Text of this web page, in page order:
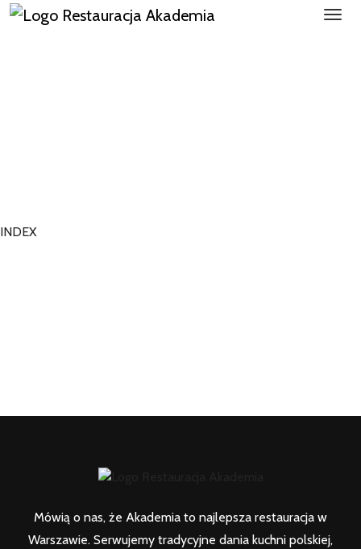
INDEX
Mówią o nas, że Akademia to najlepsza restauracja w
Warszawie. Serwujemy tradycyjne dania kuchni polskiej,